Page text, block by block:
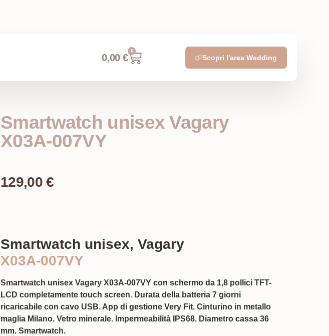
0,00 €
0
Scopri l'area Wedding
Smartwatch unisex Vagary
X03A-007VY
129,00€
Smartwatch unisex, Vagary
X03A-007VY
Smartwatch unisex Vagary X03A-007VY con schermo da 1,8 pollici TFT-
LCD completamente touch screen. Durata della batteria 7 giorni
ricaricabile con cavo USB. App di gestione Very Fit. Cinturino in metallo
maglia Milano. Vetro minerale. Impermeabilità IPS68. Diametro cassa 36
mm. Smartwatch.